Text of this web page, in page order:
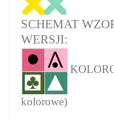
SCHEMAT
WERSJI:
kolorowe)